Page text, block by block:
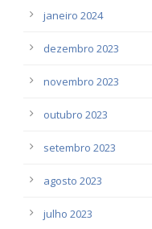
janeiro 2024
dezembro 2023
novembro 2023
outubro 2023
setembro 2023
agosto 2023
julho 2023